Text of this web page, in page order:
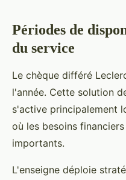
Périodes de
du service
Le chèque différé
l'année. Cette solution
s'active principalement
où les besoins
importants.
L'enseigne déploie